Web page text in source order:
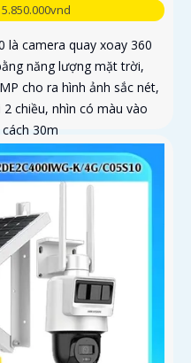
là camera quay xoay 360
năng lượng mặt trời,
cho ra hình ảnh sắc nét,
chiều, nhìn có màu vào
30m